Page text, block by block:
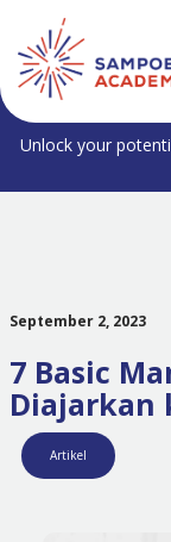
Unlock your
September 2, 2023
7 Basic
Diajarkan
Artikel